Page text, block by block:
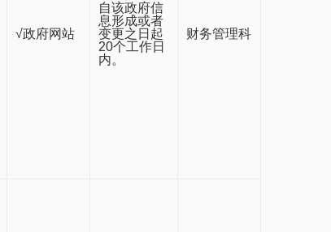
√政府网站
自该政府信
息形成或者
变更之日起
20个工作日
内。
财务管理科